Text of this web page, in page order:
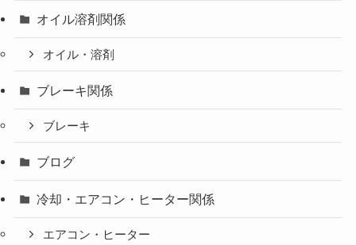
オイル溶剤関係
オイル・溶剤
ブレーキ関係
ブレーキ
ブログ
冷却・エアコン・ヒーター関係
エアコン・ヒーター